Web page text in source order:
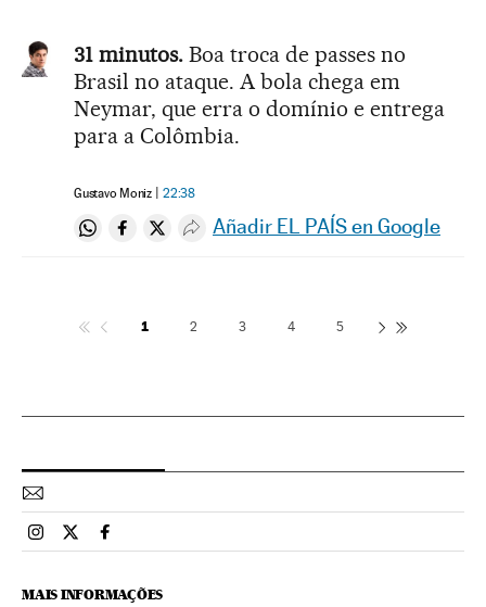
31 minutos. Boa troca de passes no
Brasil no ataque. A bola chega em
Neymar, que erra o domínio e entrega
para a Colômbia.
Gustavo Moniz 22:38
Compartir en Whatsapp
Compartir en Facebook
Compartir en Twitter
Desplegar Redes Sociales
Añadir EL PAÍS en Google
1 2 3 4 5
Esportes El País Brasil en Instagram
Esportes El País Brasil en Twitter
Esportes El País Brasil en Facebook
MAIS INFORMAÇÕES